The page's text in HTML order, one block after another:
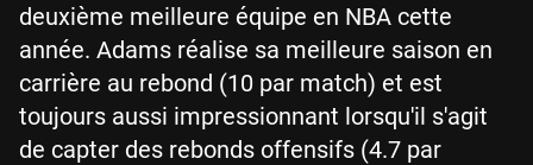
deuxième meilleure équipe en NBA cette
année. Adams réalise sa meilleure saison en
carrière au rebond (10 par match) et est
toujours aussi impressionnant lorsqu'il s'agit
de capter des rebonds offensifs (4.7 par